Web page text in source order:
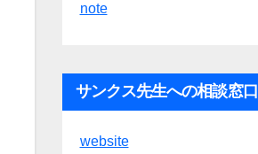
note
サンクス先生への相談窓口
website